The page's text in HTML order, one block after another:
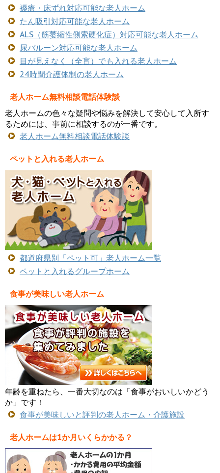
褥瘡・床ずれ対応可能な老人ホーム
たん吸引対応可能な老人ホーム
ALS（筋萎縮性側索硬化症）対応可能な老人ホーム
尿バルーン対応可能な老人ホーム
目が見えなく（全盲）でも入れる老人ホーム
24時間介護体制の老人ホーム
老人ホーム無料相談電話体験談
老人ホームの色々な疑問や悩みを解決して安心して入所す
るためには、事前に相談するのが一番です。
老人ホーム無料相談電話体験談
ペットと入れる老人ホーム
都道府県別「ペット可」老人ホーム一覧
ペットと入れるグループホーム
食事が美味しい老人ホーム
年齢を重ねたら、一番大切なのは「食事がおいしいかどう
か」です！
食事が美味しいと評判の老人ホーム・介護施設
老人ホームは1か月いくらかかる？